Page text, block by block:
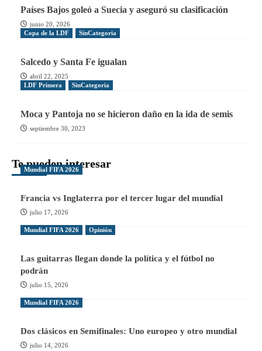
Países Bajos goleó a Suecia y aseguró su clasificación
junio 20, 2026
Copa de la LDF
SinCategoria
Salcedo y Santa Fe igualan
abril 22, 2025
LDF Primera
SinCategoria
Moca y Pantoja no se hicieron daño en la ida de semis
septiembre 30, 2023
Te pueden interesar
Mundial FIFA 2026
Francia vs Inglaterra por el tercer lugar del mundial
julio 17, 2026
Mundial FIFA 2026 Opinión
Las guitarras llegan donde la política y el fútbol no
podrán
julio 15, 2026
Mundial FIFA 2026
Dos clásicos en Semifinales: Uno europeo y otro mundial
julio 14, 2026